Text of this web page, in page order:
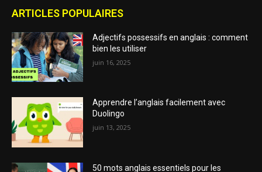
ARTICLES POPULAIRES
Adjectifs possessifs en anglais : comment
bien les utiliser
juin 16, 2025
Apprendre l’anglais facilement avec
Duolingo
juin 13, 2025
50 mots anglais essentiels pour les